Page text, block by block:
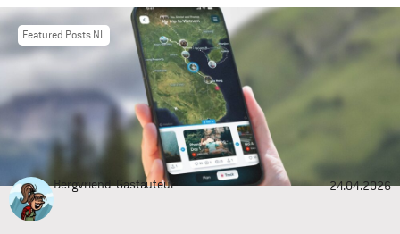
Featured Posts NL
Bergvriend Gastauteur 24.04.2026